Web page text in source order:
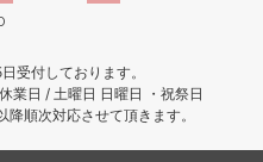
受付しております。
業日 / 土曜日 日曜日 ・祝祭日
順次対応させて頂きます。